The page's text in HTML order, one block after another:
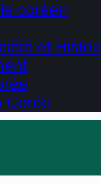
coréen
et
Corée